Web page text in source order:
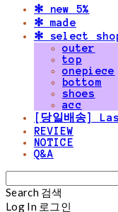
✻ new 5%
✻ made
✻ select
outer
top
onepiece
bottom
shoes
acc
[당일배송]
REVIEW
NOTICE
Q&A
Search 검색
Log In 로그인